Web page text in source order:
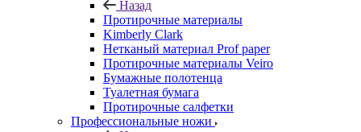
Назад
Протирочные материалы
Kimberly Clark
Нетканый материал Prof paper
Протирочные материалы Veiro
Бумажные полотенца
Туалетная бумага
Протирочные салфетки
Профессиональные ножи